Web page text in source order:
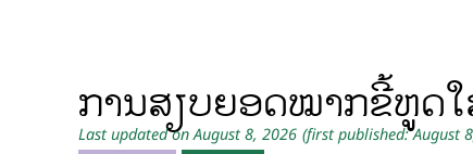
ການສຽບຍອດໝາກຂີ້ຫູດ
Last updated on August 8, 2026 (first published: August